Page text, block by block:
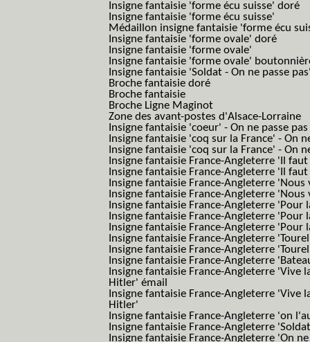
Insigne fantaisie 'forme écu suisse' doré
Insigne fantaisie 'forme écu suisse'
Médaillon insigne fantaisie 'forme écu
Insigne fantaisie 'forme ovale' doré
Insigne fantaisie 'forme ovale'
Insigne fantaisie 'forme ovale'
Insigne fantaisie 'Soldat - On ne passe
Broche fantaisie doré
Broche fantaisie
Broche Ligne Maginot
Zone des avant-postes d'Alsace-Lorraine
Insigne fantaisie 'coeur' - On ne passe pas
Insigne fantaisie 'coq sur la France' - On
Insigne fantaisie 'coq sur la France' - On
Insigne fantaisie France-Angleterre 'Il
Insigne fantaisie France-Angleterre 'Il
Insigne fantaisie France-Angleterre
Insigne fantaisie France-Angleterre
Insigne fantaisie France-Angleterre 'Pour
Insigne fantaisie France-Angleterre 'Pour
Insigne fantaisie France-Angleterre 'Pour
Insigne fantaisie France-Angleterre
Insigne fantaisie France-Angleterre
Insigne fantaisie France-Angleterre
Insigne fantaisie France-Angleterre
Hitler' émail
Insigne fantaisie France-Angleterre
Hitler'
Insigne fantaisie France-Angleterre 'on
Insigne fantaisie France-Angleterre
Insigne fantaisie France-Angleterre 'On